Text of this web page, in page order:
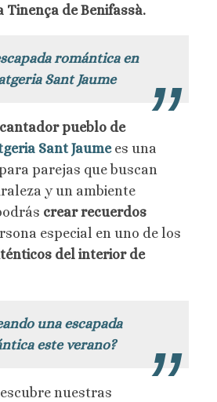
de Benifassà.
romántica en
Sant Jaume
pueblo de
Sant Jaumees una
parejas que buscan
y un ambiente
crear recuerdos
especial en uno de los
del interior de
una escapada
este verano?
nuestras